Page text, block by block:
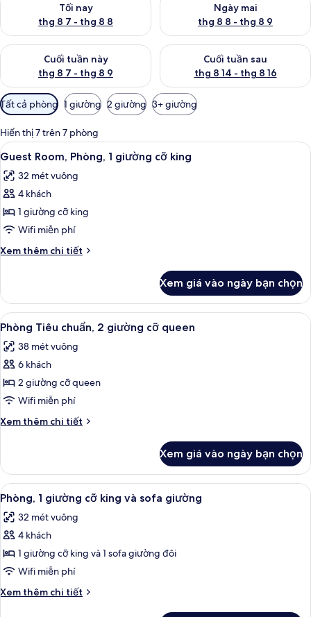
Tối nay
thg 8 7 - thg 8 8
Ngày mai
thg 8 8 - thg 8 9
Cuối tuần này
thg 8 7 - thg 8 9
Kiểm tra lượng phòng cuối tuần này từ thg 8 7 - thg 8 9
Cuối tuần sau
thg 8 14 - thg 8 16
Kiểm tra lượng phòng cuối
Bộ
lọc
có
thể
dùng
để
lọc
tìm
phòng
Tất cả phòng 1 giường 2 giường 3+ giường
Hiển thị 7 trên 7 phòng
Xem
tất
cả
ảnh
Guest
Room,
Phòng,
1
cỡ
king
Bàn, màn/rèm cản sáng, bàn ủi/
13
Guest Room, Phòng, 1 giường cỡ king
32 mét vuông
4 khách
1 giường cỡ king
Wifi miễn phí
Xem thêm chi tiết
Chi
Guest
Room,
Phòng,
giường
cỡ
Xem giá vào ngày bạn chọn
Xem
tất
cả
ảnh
Phòng
Tiêu
chuẩn,
2
cỡ
queen
Bàn, màn/rèm cản sáng, bàn ủi/
10
Phòng Tiêu chuẩn, 2 giường cỡ queen
38 mét vuông
6 khách
2 giường cỡ queen
Wifi miễn phí
Xem thêm chi tiết
Chi
Phòng
Tiêu
chuẩn,
giường
cỡ
Xem giá vào ngày bạn chọn
Xem
tất
cả
ảnh
Phòng,
1
giường
cỡ
Bàn, màn/rèm cản sáng, bàn ủi/
13
Phòng, 1 giường cỡ king và sofa giường
32 mét vuông
4 khách
1 giường cỡ king và 1 sofa giường đôi
Wifi miễn phí
Xem thêm chi tiết
Chi